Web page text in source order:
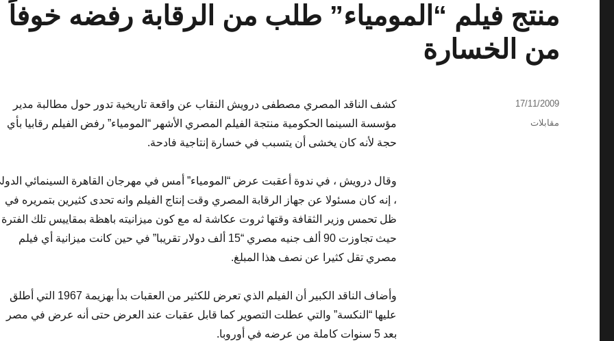
منتج فيلم “المومياء” طلب من الرقابة رفضه خوفاً
من الخسارة
كشف الناقد المصري مصطفى درويش النقاب عن واقعة تاريخية تدور حول مطالبة مدير
مؤسسة السينما الحكومية منتجة الفيلم المصري الأشهر “المومياء” رفض الفيلم رقابيا بأي
حجة لأنه كان يخشى أن يتسبب في خسارة إنتاجية فادحة.
وقال درويش ، في ندوة أعقبت عرض “المومياء” أمس في مهرجان القاهرة السينمائي
، إنه كان مسئولا عن جهاز الرقابة المصري وقت إنتاج الفيلم وانه تحدى كثيرين بتمريره في
ظل تحمس وزير الثقافة وقتها ثروت عكاشة له مع كون ميزانيته باهظة بمقاييس تلك الفترة
حيث تجاوزت 90 ألف جنيه مصري “15 ألف دولار تقريبا” في حين كانت ميزانية أي فيلم
مصري تقل كثيرا عن نصف هذا المبلغ.
وأضاف الناقد الكبير أن الفيلم الذي تعرض للكثير من العقبات بدأ بهزيمة 1967 التي أطلق
عليها “النكسة” والتي عطلت التصوير كما قابل عقبات عند العرض حتى أنه عرض في مصر
بعد 5 سنوات كاملة من عرضه في أوروبا.
نُشرت
في
17/11/2009
التصنيفات
مقابلات